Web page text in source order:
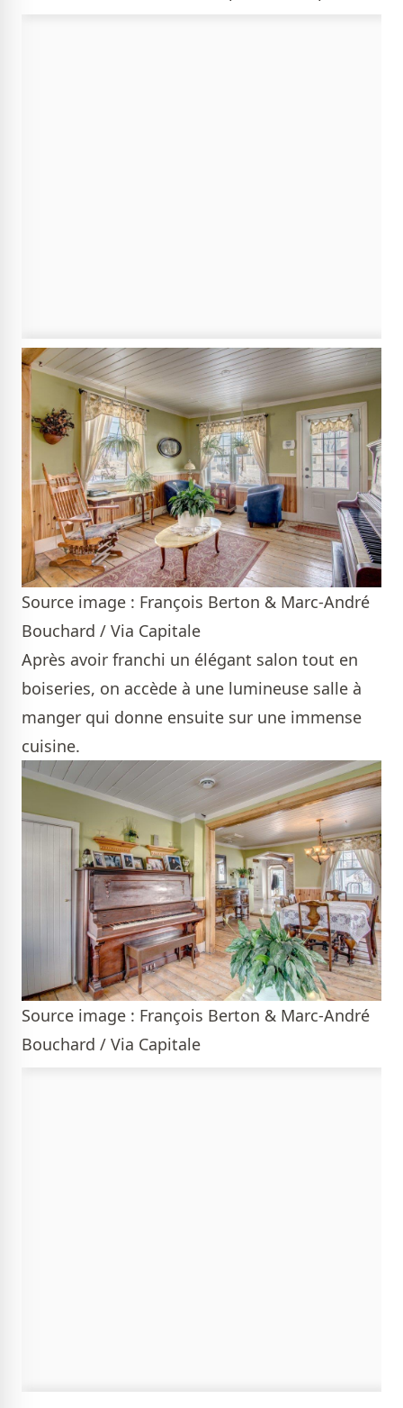
Source image : François Berton & Marc-André
Bouchard / Via Capitale
Après avoir franchi un élégant salon tout en
boiseries, on accède à une lumineuse salle à
manger qui donne ensuite sur une immense
cuisine.
Source image : François Berton & Marc-André
Bouchard / Via Capitale